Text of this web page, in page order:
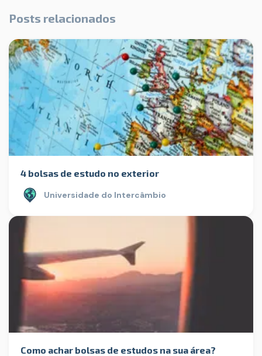
Posts relacionados
4 bolsas de estudo no exterior
Universidade do Intercâmbio
Como achar bolsas de estudos na sua área?